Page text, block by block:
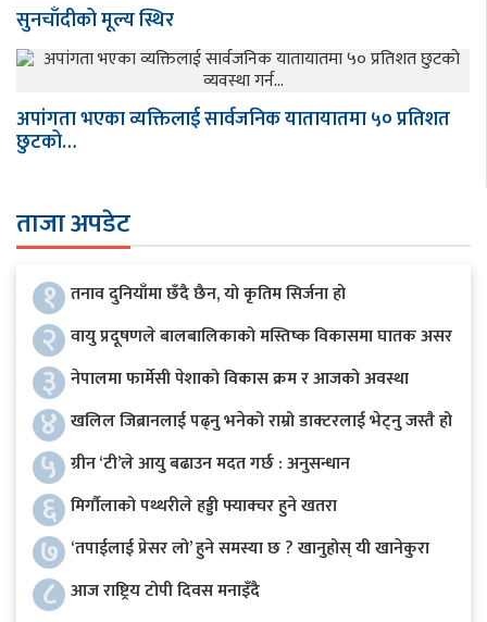
सुनचाँदीको मूल्य स्थिर
अपांगता भएका व्यक्तिलाई सार्वजनिक यातायातमा ५० प्रतिशत
छुटको…
ताजा अपडेट
१ तनाव दुनियाँमा छँदै छैन, यो कृतिम सिर्जना हो
२ वायु प्रदूषणले बालबालिकाको मस्तिष्क विकासमा घातक असर
३ नेपालमा फार्मेसी पेशाको विकास क्रम र आजको अवस्था
४ खलिल जिब्रानलाई पढ्नु भनेको राम्रो डाक्टरलाई भेट्नु जस्तै हो
५ ग्रीन ‘टी’ले आयु बढाउन मदत गर्छ : अनुसन्धान
६ मिर्गौलाको पथ्थरीले हड्डी फ्याक्चर हुने खतरा
७ ‘तपाईलाई प्रेसर लो’ हुने समस्या छ ? खानुहोस् यी खानेकुरा
८ आज राष्ट्रिय टोपी दिवस मनाइँदै